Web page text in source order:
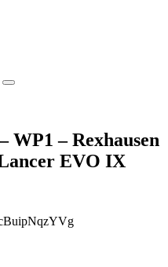
WP1 – Rexhausen
EVO IX